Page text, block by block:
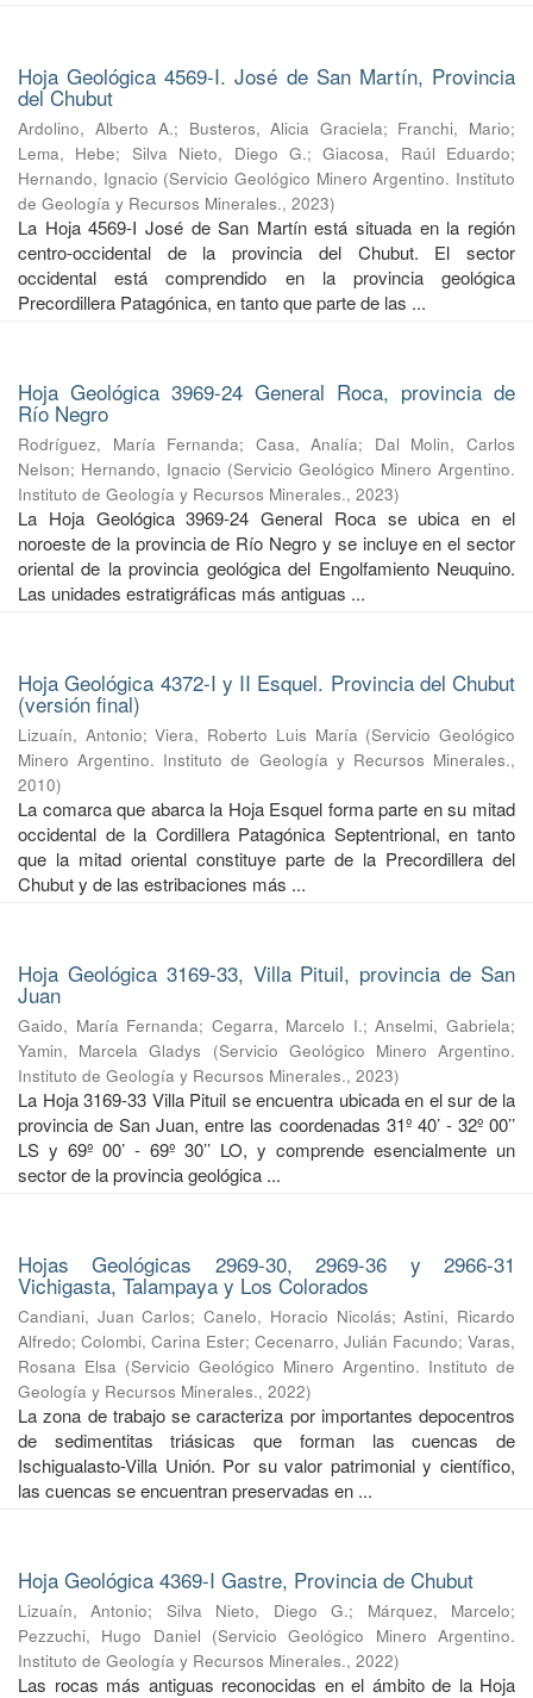
Hoja Geológica 4569-I. José de San Martín, Provincia
del Chubut
Ardolino, Alberto A.; Busteros, Alicia Graciela; Franchi, Mario;
Lema, Hebe; Silva Nieto, Diego G.;Giacosa, Raúl Eduardo;
Hernando, Ignacio (Servicio Geológico Minero Argentino. Instituto
de Geología y Recursos Minerales., 2023)
La Hoja 4569-I José de San Martín está situada en la región
centro-occidental de la provincia del Chubut. El sector
occidental está comprendido en la provincia geológica
Precordillera Patagónica, en tanto que parte de las ...
Hoja Geológica 3969-24 General Roca, provincia de
Río Negro
Rodríguez, María Fernanda; Casa, Analía; Dal Molin, Carlos
Nelson; Hernando, Ignacio (Servicio Geológico Minero Argentino.
Instituto de Geología y Recursos Minerales., 2023)
La Hoja Geológica 3969-24 General Roca se ubica en el
noroeste de la provincia de Río Negro y se incluye en el sector
oriental de la provincia geológica del Engolfamiento Neuquino.
Las unidades estratigráficas más antiguas ...
Hoja Geológica 4372-I y II Esquel. Provincia del Chubut
(versión final)
Lizuaín, Antonio;Viera, Roberto Luis María (Servicio Geológico
Minero Argentino. Instituto de Geología y Recursos Minerales.,
2010)
La comarca que abarca la Hoja Esquel forma parte en su mitad
occidental de la Cordillera Patagónica Septentrional, en tanto
que la mitad oriental constituye parte de la Precordillera del
Chubut y de las estribaciones más ...
Hoja Geológica 3169-33, Villa Pituil, provincia de San
Juan
Gaido, María Fernanda; Cegarra, Marcelo I.;Anselmi, Gabriela;
Yamin, Marcela Gladys
(Servicio Geológico Minero Argentino.
Instituto de Geología y Recursos Minerales., 2023)
La Hoja 3169-33 Villa Pituil se encuentra ubicada en el sur de la
provincia de San Juan, entre las coordenadas 31º 40’ - 32º 00’’
LS y 69º 00’ - 69º 30’’ LO, y comprende esencialmente un
sector de la provincia geológica ...
Hojas Geológicas 2969-30, 2969-36 y 2966-31
Vichigasta, Talampaya y Los Colorados
Candiani, Juan Carlos;Canelo, Horacio Nicolás;Astini, Ricardo
Alfredo; Colombi, Carina Ester; Cecenarro, Julián Facundo; Varas,
Rosana Elsa (Servicio Geológico Minero Argentino. Instituto de
Geología y Recursos Minerales., 2022)
La zona de trabajo se caracteriza por importantes depocentros
de sedimentitas triásicas que forman las cuencas de
Ischigualasto-Villa Unión. Por su valor patrimonial y cientíﬁco,
las cuencas se encuentran preservadas en ...
Hoja Geológica 4369-I Gastre, Provincia de Chubut
Lizuaín, Antonio; Silva Nieto, Diego G.; Márquez, Marcelo;
Pezzuchi, Hugo Daniel (Servicio Geológico Minero Argentino.
Instituto de Geología y Recursos Minerales., 2022)
Las rocas más antiguas reconocidas en el ámbito de la Hoja